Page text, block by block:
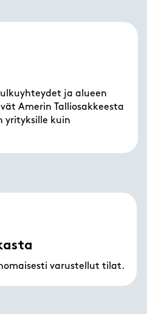
ja alueen
Amerin Talliosakkeesta
yrityksille kuin
varustellut tilat.